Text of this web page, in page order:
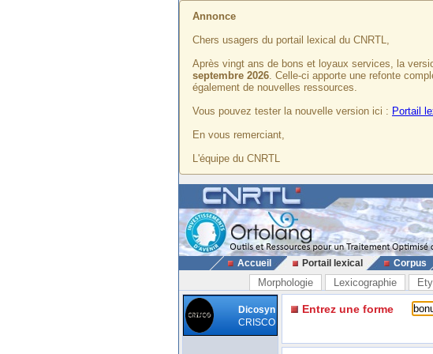
Annonce
Chers usagers du portail lexical du CNRTL,
Après vingt ans de bons et loyaux services, la
septembre 2026. Celle-ci apporte une refonte
également de nouvelles ressources.
Vous pouvez tester la nouvelle version ici : Portail
En vous remerciant,
L'équipe du CNRTL
Accueil Portail lexical Corpus
Morphologie Lexicographie
Dicosyn
CRISCO
Entrez une forme